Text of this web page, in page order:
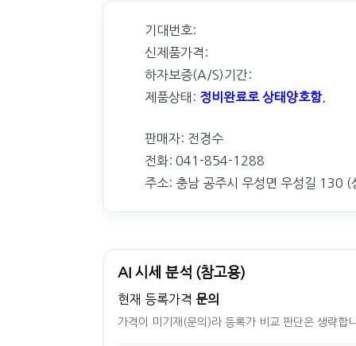
기대번호:
신제품가격:
하자보증(A/S)기간:
제품상태: 정비완료로 상태양호함.
판매자: 전경수
전화: 041-854-1288
주소: 충남 공주시 우성면 우성길 130 (
AI 시세 분석 (참고용)
현재 등록가격 문의
가격이 미기재(문의)라 등록가 비교 판단은 생략합